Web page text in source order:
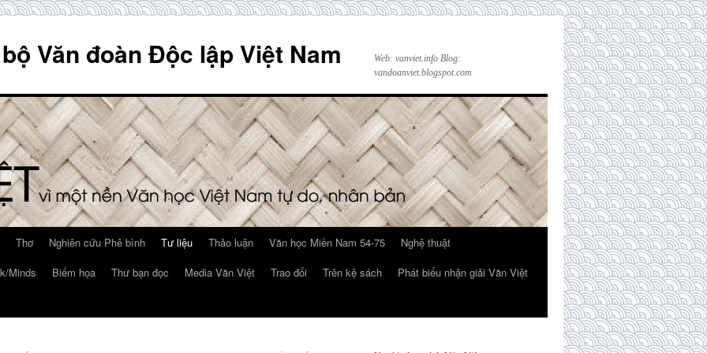
Văn đoàn Độc lập Việt Nam
Web: vanviet.info Blog:
vandoanviet.blogspot.com
Thơ Nghiên cứu Phê bình Tư liệu Thảo luận Văn học Miền Nam 54-75
Nghệ thuật
Minds Biếm họa Thư bạn đọc Media Văn Việt Trao đổi Trên kệ sách
Phát biểu nhận giải Văn Việt